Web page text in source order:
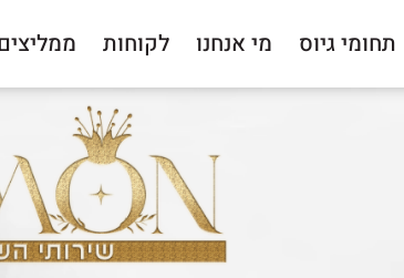
תחומי גיוס מי אנחנו לקוחות